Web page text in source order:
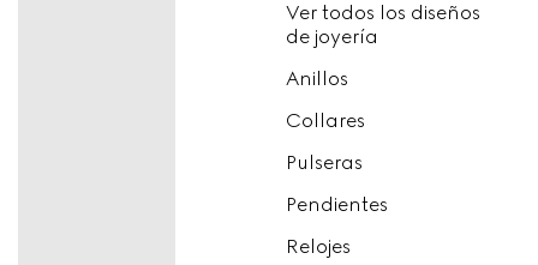
Ver todos los diseños
de joyería
Anillos
Collares
Pulseras
Pendientes
Relojes